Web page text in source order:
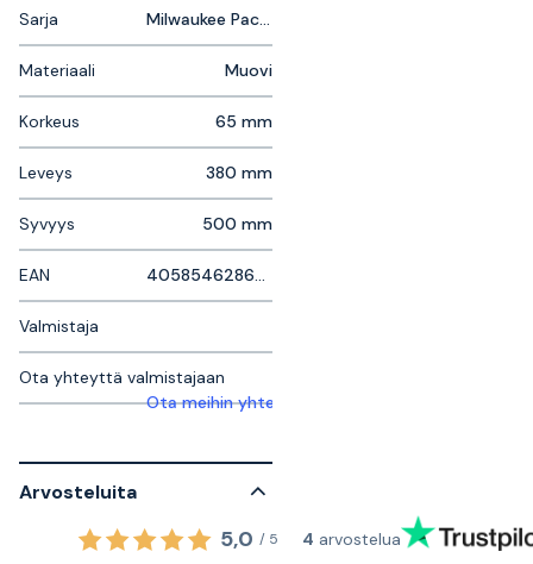
Sarja Milwaukee Packout
Materiaali Muovi
Korkeus 65 mm
Leveys 380 mm
Syvyys 500 mm
EAN 4058546286927
Valmistaja
Ota yhteyttä valmistajaan
Ota meihin yhteyttä saadaksesi lisätietoja
Arvosteluita
5,0 / 5 4 arvostelua